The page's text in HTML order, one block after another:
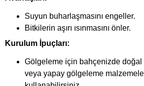
Suyun buharlaşmasını engeller.
Bitkilerin aşırı ısınmasını önler.
Kurulum İpuçları:
Gölgeleme için bahçenizde
veya yapay gölgeleme